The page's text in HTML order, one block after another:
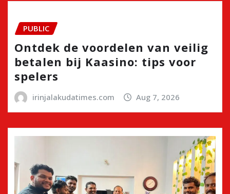
PUBLIC
Ontdek de voordelen van veilig
betalen bij Kaasino: tips voor
spelers
irinjalakudatimes.com Aug 7, 2026